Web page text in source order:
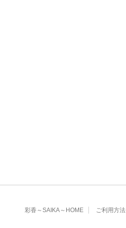
彩香～SAIKA～HOME ご利用方法